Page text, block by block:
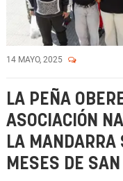
14 MAYO, 2025
LA PEÑA
ASOCIACIÓN
LA
MESES DE